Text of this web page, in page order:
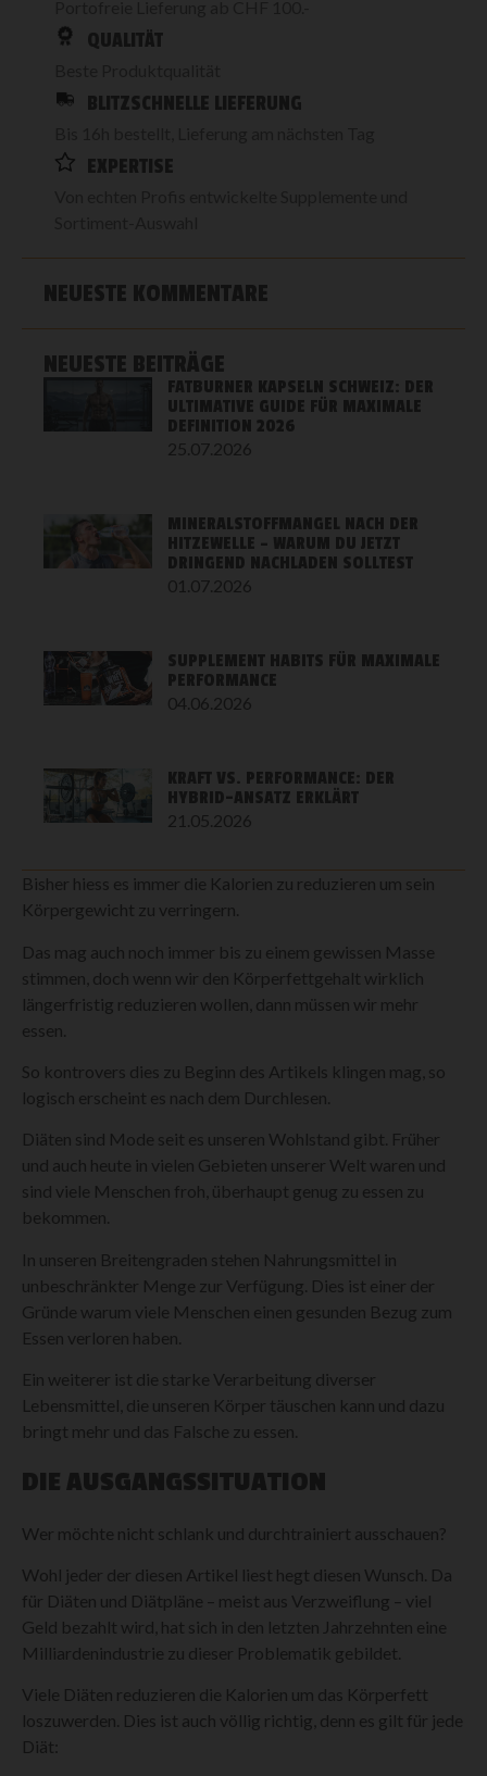
QUALITÄT
BLITZSCHNELLE LIEFERUNG
EXPERTISE
NEUESTE KOMMENTARE
NEUESTE BEITRÄGE
FATBURNER KAPSELN SCHWEIZ: DER
ULTIMATIVE GUIDE FÜR MAXIMALE
DEFINITION 2026
25.07.2026
MINERALSTOFFMANGEL NACH DER
HITZEWELLE – WARUM DU JETZT
DRINGEND NACHLADEN SOLLTEST
01.07.2026
SUPPLEMENT HABITS FÜR MAXIMALE
PERFORMANCE
04.06.2026
KRAFT VS. PERFORMANCE: DER
HYBRID-ANSATZ ERKLÄRT
21.05.2026
Bisher hiess es immer die Kalorien zu reduzieren um sein
Körpergewicht zu verringern.
Das mag auch noch immer bis zu einem gewissen Masse
stimmen, doch wenn wir den Körperfettgehalt wirklich
längerfristig reduzieren wollen, dann müssen wir mehr
essen.
So kontrovers dies zu Beginn des Artikels klingen mag, so
logisch erscheint es nach dem Durchlesen.
Diäten sind Mode seit es unseren Wohlstand gibt. Früher
und auch heute in vielen Gebieten unserer Welt waren und
sind viele Menschen froh, überhaupt genug zu essen zu
bekommen.
In unseren Breitengraden stehen Nahrungsmittel in
unbeschränkter Menge zur Verfügung. Dies ist einer der
Gründe warum viele Menschen einen gesunden Bezug zum
Essen verloren haben.
Ein weiterer ist die starke Verarbeitung diverser
Lebensmittel, die unseren Körper täuschen kann und dazu
bringt mehr und das Falsche zu essen.
DIE AUSGANGSSITUATION
Wer möchte nicht schlank und durchtrainiert ausschauen?
Wohl jeder der diesen Artikel liest hegt diesen Wunsch. Da
für Diäten und Diätpläne – meist aus Verzweiflung – viel
Geld bezahlt wird, hat sich in den letzten Jahrzehnten eine
Milliardenindustrie zu dieser Problematik gebildet.
Viele Diäten reduzieren die Kalorien um das Körperfett
loszuwerden. Dies ist auch völlig richtig, denn es gilt für jede
Diät: